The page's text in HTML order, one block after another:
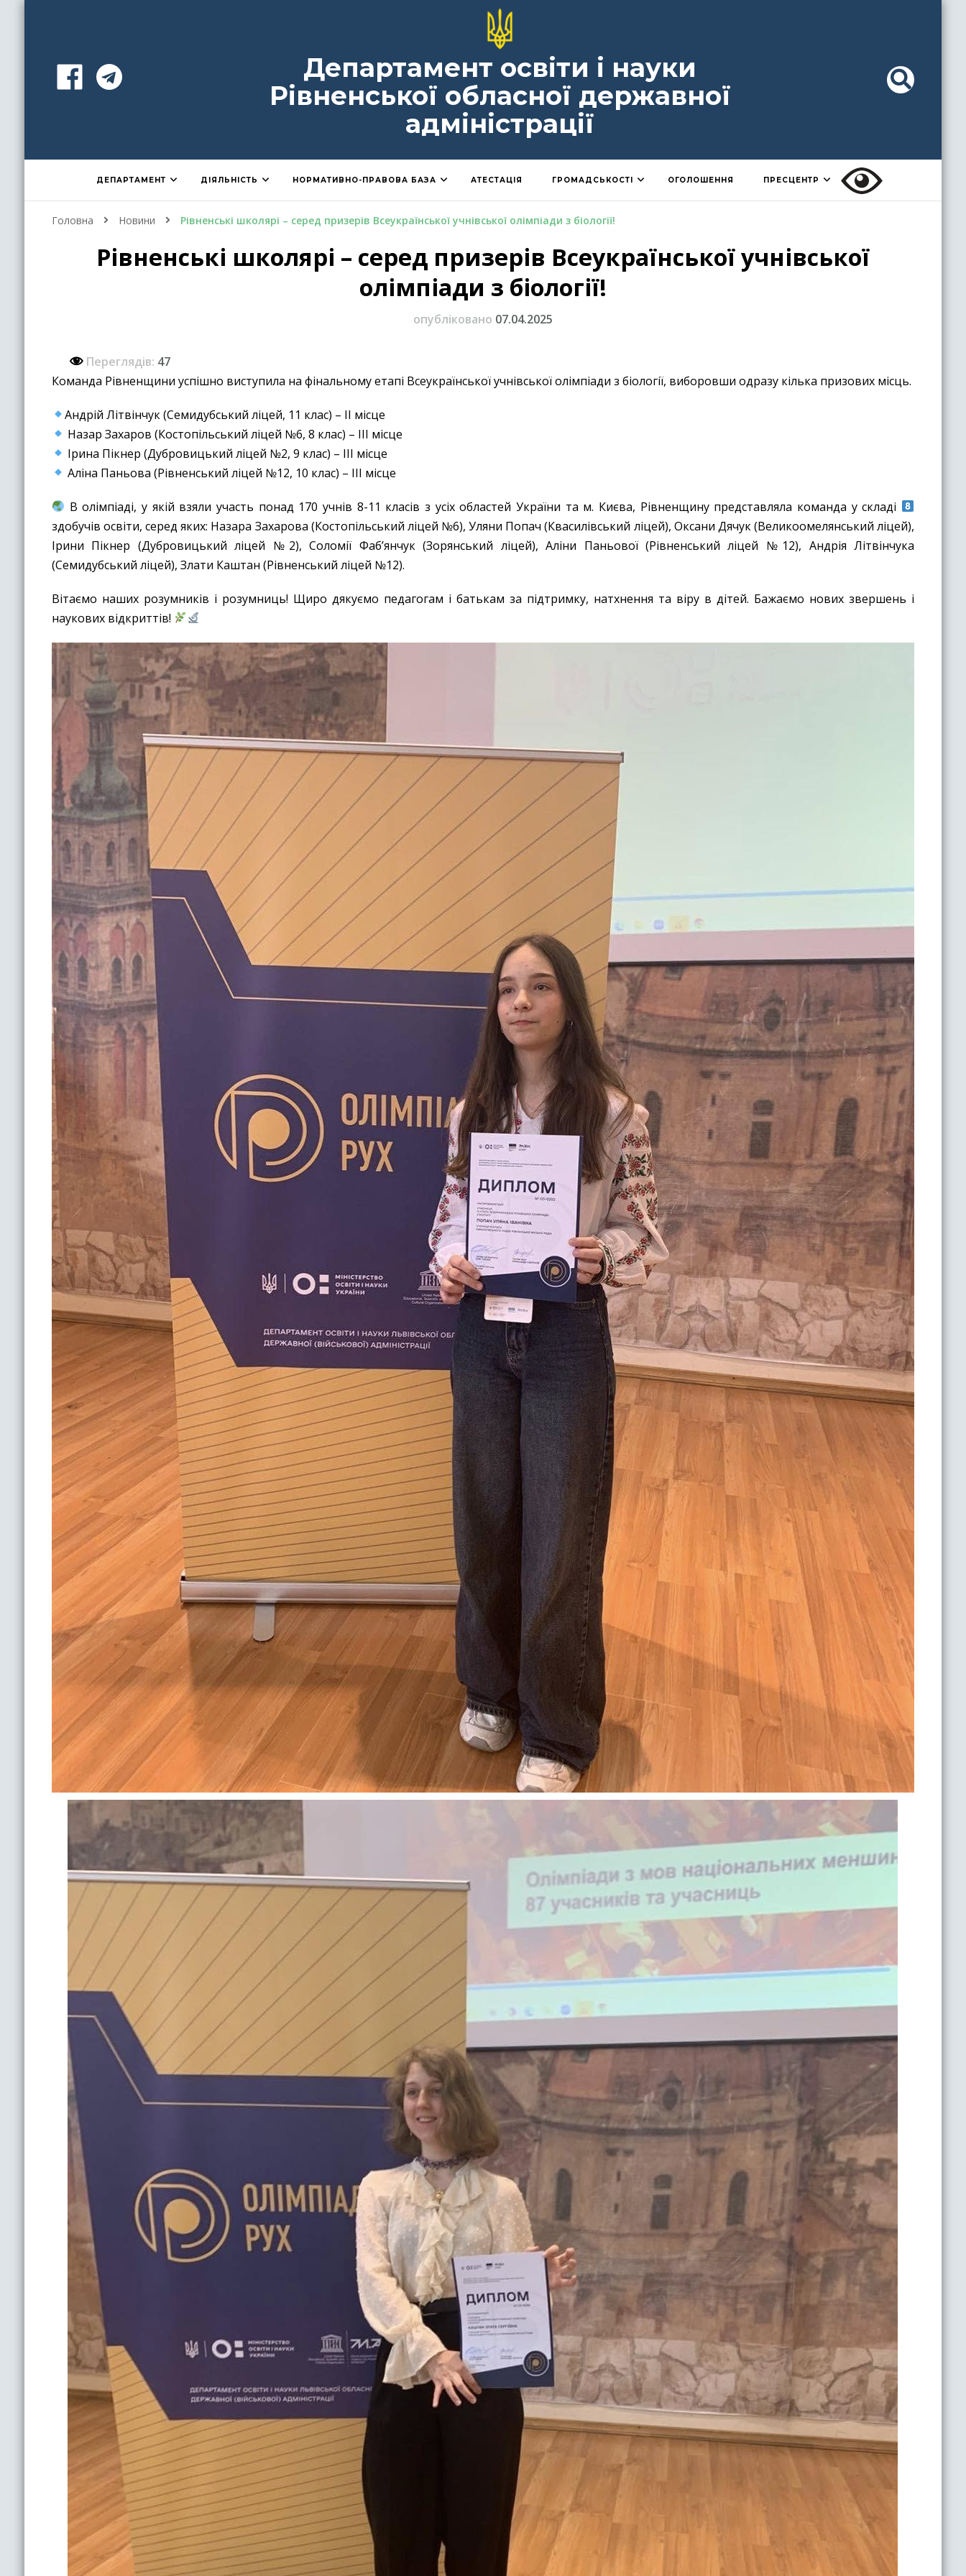
Департамент освіти і науки
Рівненської обласної державної
адміністрації
ДЕПАРТАМЕНТ ДІЯЛЬНІСТЬ НОРМАТИВНО-ПРАВОВА БАЗА АТЕСТАЦІЯ ГРОМАДСЬКОСТІ ОГОЛОШЕННЯ ПРЕСЦЕНТР
Головна Новини Рівненські школярі – серед призерів Всеукраїнської учнівської олімпіади з біології!
Рівненські школярі – серед призерів Всеукраїнської учнівської
олімпіади з біології!
опубліковано 07.04.2025
Переглядів: 47
Команда Рівненщини успішно виступила на фінальному етапі Всеукраїнської учнівської олімпіади з біології, виборовши одразу кілька призових місць.
Андрій Літвінчук (Семидубський ліцей, 11 клас) – ІІ місце
Назар Захаров (Костопільський ліцей №6, 8 клас) – ІІІ місце
Ірина Пікнер (Дубровицький ліцей №2, 9 клас) – ІІІ місце
Аліна Паньова (Рівненський ліцей №12, 10 клас) – ІІІ місце
В олімпіаді, у якій взяли участь понад 170 учнів 8-11 класів з усіх областей України та м. Києва, Рівненщину представляла команда у складі
здобучів освіти, серед яких: Назара Захарова (Костопільський ліцей №6), Уляни Попач (Квасилівський ліцей), Оксани Дячук (Великоомелянський ліцей),
Ірини Пікнер (Дубровицький ліцей №2), Соломії Фаб’янчук (Зорянський ліцей), Аліни Паньової (Рівненський ліцей №12), Андрія Літвінчука
(Семидубський ліцей), Злати Каштан (Рівненський ліцей №12).
Вітаємо наших розумників і розумниць! Щиро дякуємо педагогам і батькам за підтримку, натхнення та віру в дітей. Бажаємо нових звершень і
наукових відкриттів!